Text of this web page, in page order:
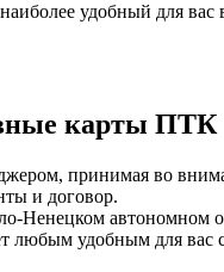
удобный для вас
карты ПТК
принимая во
и договор.
Ненецком автономном
любым удобным для вас